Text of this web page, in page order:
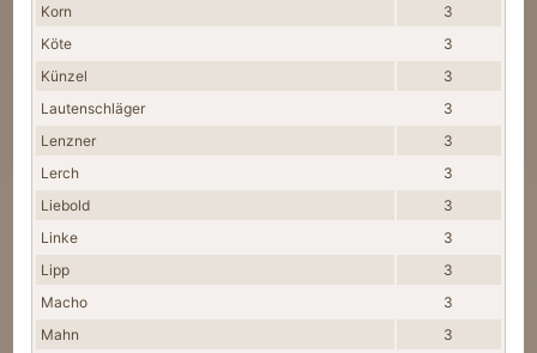
Korn
3
Köte
3
Künzel
3
Lautenschläger
3
Lenzner
3
Lerch
3
Liebold
3
Linke
3
Lipp
3
Macho
3
Mahn
3